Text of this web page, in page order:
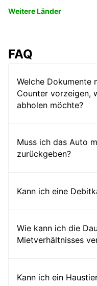
Weitere Länder
FAQ
Welche Dokumente
Counter vorzeigen,
abholen möchte?
Muss ich das Auto
zurückgeben?
Kann ich eine
Wie kann ich die
Mietverhältnisses
Kann ich ein